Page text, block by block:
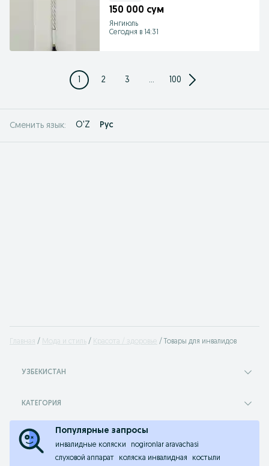
150 000 сум
Янгиюль
Сегодня в 14:31
1 2 3 ... 100
Сменить язык: O'Z Рус
Главная Мода и стиль Красота / здоровье Товары для инвалидов
УЗБЕКИСТАН
КАТЕГОРИЯ
Популярные запросы
инвалидные коляски
nogironlar aravachasi
слуховой аппарат
коляска инвалидная
костыли